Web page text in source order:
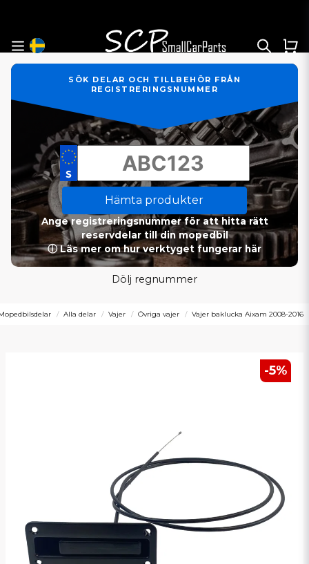
SÖK DELAR OCH TILLBEHÖR FRÅN
REGISTRERINGSNUMMER
Hämta produkter
Ange registreringsnummer för att hitta rätt
reservdelar till din mopedbil
ⓘ Läs mer om hur verktyget fungerar här
Dölj regnummer
Alla delar Vajer Övriga vajer Vajer baklucka Aixam 2008-2016
-5%